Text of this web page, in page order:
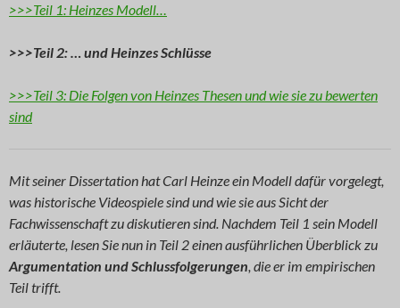
>>>Teil 1: Heinzes Modell…
>>>Teil 2: … und Heinzes Schlüsse
>>>Teil 3: Die Folgen von Heinzes Thesen und wie sie zu bewerten
sind
Mit seiner Dissertation hat Carl Heinze ein Modell dafür vorgelegt,
was historische Videospiele sind und wie sie aus Sicht der
Fachwissenschaft zu diskutieren sind. Nachdem Teil 1 sein Modell
erläuterte, lesen Sie nun in Teil 2 einen ausführlichen Überblick zu
Argumentation und Schlussfolgerungen, die er im empirischen
Teil trifft.